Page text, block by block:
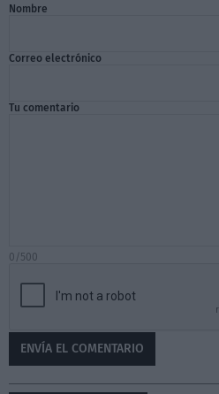
Nombre
Correo electrónico
Tu comentario
0/500